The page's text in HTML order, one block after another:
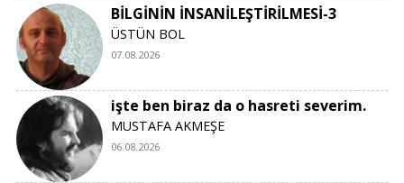
BİLGİNİN İNSANİLEŞTİRİLMESİ-3
ÜSTÜN BOL
07.08.2026
işte ben biraz da o hasreti severim.
MUSTAFA AKMEŞE
06.08.2026